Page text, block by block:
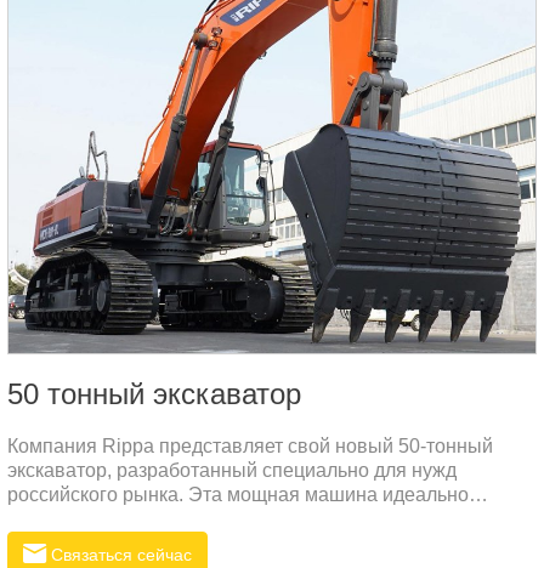
50 тонный экскаватор
Компания Rippa представляет свой новый 50-тонный
экскаватор, разработанный специально для нужд
российского рынка. Эта мощная машина идеально
строительной и горнодобывающей промышленности.
Связаться сейчас